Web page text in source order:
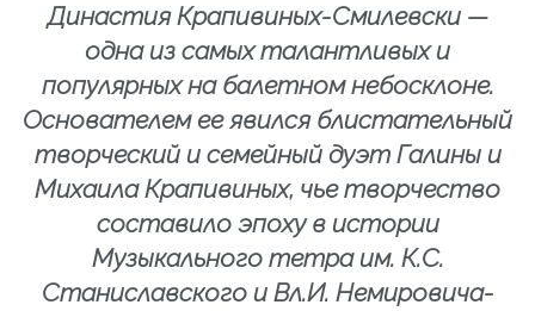
Династия Крапивиных-Смилевски —
одна из самых талантливых и
популярных на балетном небосклоне.
Основателем ее явился блистательный
творческий и семейный дуэт Галины и
Михаила Крапивиных, чье творчество
составило эпоху в истории
Музыкального тетра им. К.С.
Станиславского и Вл.И. Немировича-